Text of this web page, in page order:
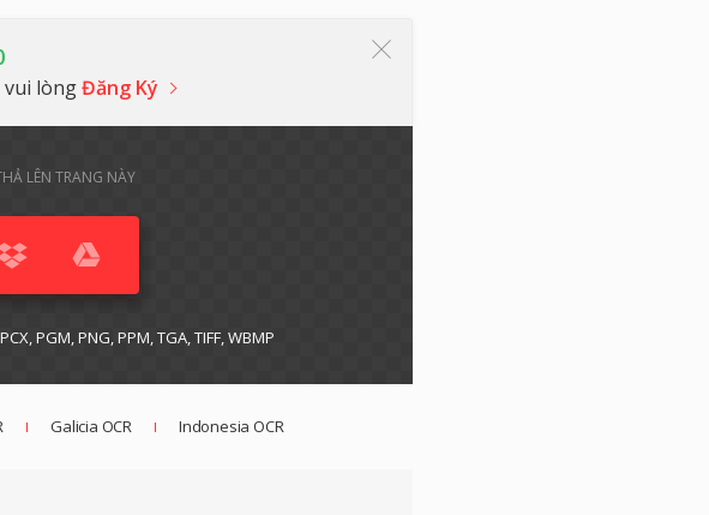
vui lòngĐăng Ký
LÊN TRANG NÀY
PGM, PNG, PPM, TGA, TIFF, WBMP
Galicia OCR Indonesia OCR